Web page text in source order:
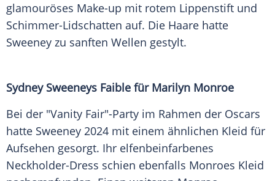
glamouröses Make-up mit rotem Lippenstift und
Schimmer-Lidschatten auf. Die Haare hatte
Sweeney zu sanften Wellen gestylt.
Sydney Sweeneys Faible für Marilyn Monroe
Bei der "Vanity Fair"-Party im Rahmen der Oscars
hatte Sweeney 2024 mit einem ähnlichen Kleid für
Aufsehen gesorgt. Ihr elfenbeinfarbenes
Neckholder-Dress schien ebenfalls Monroes Kleid